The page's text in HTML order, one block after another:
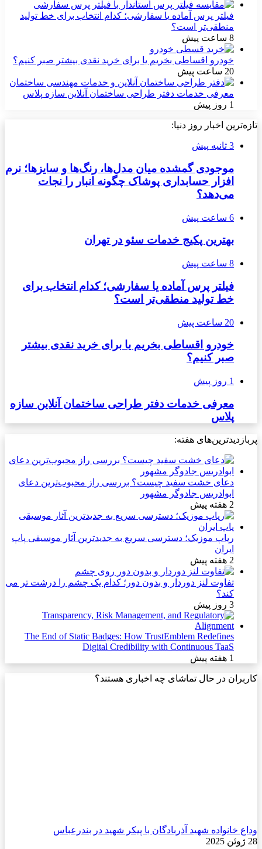
فیلتر پرس آماده یا سفارشی؛ کدام انتخاب برای خط تولید
منطقی‌تر است؟
8 ساعت پیش
خودرو اقساطی بخریم یا برای خرید نقدی بیشتر صبر کنیم؟
20 ساعت پیش
معرفی خدمات دفتر طراحی ساختمان آنلاین سازه پلاس
1 روز پیش
تازه‌ترین اخبار روز دنیا:
3 ثانیه پیش
موجودی گمشده میان مدل‌ها، رنگ‌ها و سایزها؛ نرم
افزار حسابداری پوشاک چگونه انبار را نجات
می‌دهد؟
6 ساعت پیش
بهترین پکیج خدمات سئو در تهران
8 ساعت پیش
فیلتر پرس آماده یا سفارشی؛ کدام انتخاب برای
خط تولید منطقی‌تر است؟
20 ساعت پیش
خودرو اقساطی بخریم یا برای خرید نقدی بیشتر
صبر کنیم؟
1 روز پیش
معرفی خدمات دفتر طراحی ساختمان آنلاین سازه
پلاس
پربازدیدترین‌های هفته:
دعای خشت سفید چیست؟ بررسی راز محبوب‌ترین دعای
ابوادریس جادوگر مشهور
2 هفته پیش
رپاپ موزیک؛ دسترسی سریع به جدیدترین آثار موسیقی پاپ
ایران
2 هفته پیش
تفاوت لنز دوردار و بدون دور؛ کدام یک چشم را درشت تر می
کند؟
3 روز پیش
The End of Static Badges: How TrustEmblem Redefines
Digital Credibility with Continuous TaaS
1 هفته پیش
کاربران در حال تماشای چه اخباری هستند؟
وداع خانواده شهید آذربادگان با پیکر شهید در بندرعباس
28 ژوئن 2025